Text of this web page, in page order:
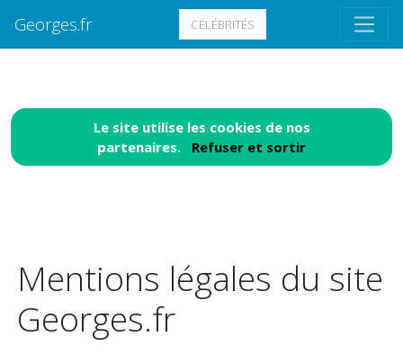
Le site utilise les cookies de nos
partenaires. Refuser et sortir
Georges.fr CÉLÉBRITÉS
Mentions légales du site
Georges.fr